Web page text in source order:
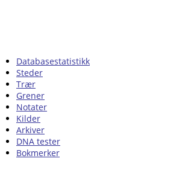
Databasestatistikk
Steder
Trær
Grener
Notater
Kilder
Arkiver
DNA tester
Bokmerker